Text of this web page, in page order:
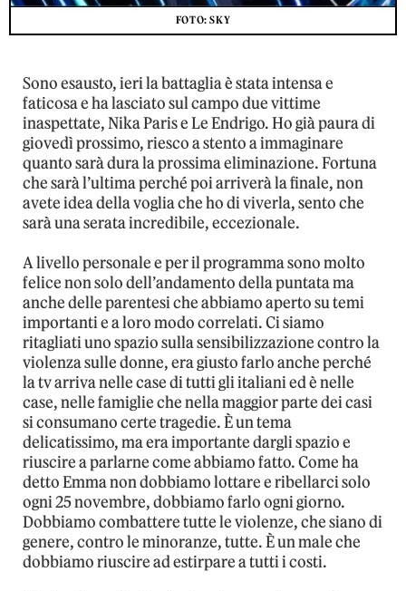
FOTO: SKY
Sono esausto, ieri la battaglia è stata intensa e
faticosa e ha lasciato sul campo due vittime
inaspettate, Nika Paris e Le Endrigo. Ho già paura di
giovedì prossimo, riesco a stento a immaginare
quanto sarà dura la prossima eliminazione. Fortuna
che sarà l’ultima perché poi arriverà la finale, non
avete idea della voglia che ho di viverla, sento che
sarà una serata incredibile, eccezionale.
A livello personale e per il programma sono molto
felice non solo dell’andamento della puntata ma
anche delle parentesi che abbiamo aperto su temi
importanti e a loro modo correlati. Ci siamo
ritagliati uno spazio sulla sensibilizzazione contro la
violenza sulle donne, era giusto farlo anche perché
la tv arriva nelle case di tutti gli italiani ed è nelle
case, nelle famiglie che nella maggior parte dei casi
si consumano certe tragedie. È un tema
delicatissimo, ma era importante dargli spazio e
riuscire a parlarne come abbiamo fatto. Come ha
detto Emma non dobbiamo lottare e ribellarci solo
ogni 25 novembre, dobbiamo farlo ogni giorno.
Dobbiamo combattere tutte le violenze, che siano di
genere, contro le minoranze, tutte. È un male che
dobbiamo riuscire ad estirpare a tutti i costi.